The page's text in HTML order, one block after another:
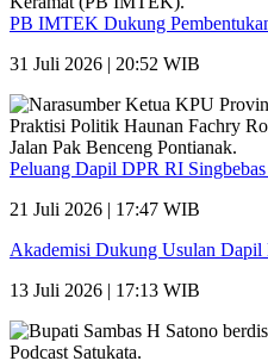
PB IMTEK Dukung
31 Juli 2026 | 20:52 WIB
Peluang Dapil DPR RI
21 Juli 2026 | 17:47 WIB
Akademisi Dukung Usulan Dapil
13 Juli 2026 | 17:13 WIB